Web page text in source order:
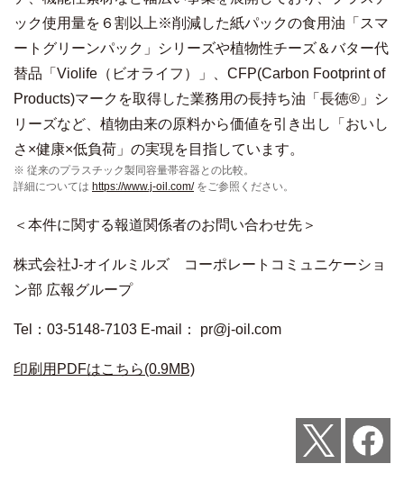
ック使用量を６割以上※削減した紙パックの食用油「スマ
ートグリーンパック」シリーズや植物性チーズ＆バター代
替品「Violife（ビオライフ）」、CFP(Carbon Footprint of
Products)マークを取得した業務用の長持ち油「長徳®」シ
リーズなど、植物由来の原料から価値を引き出し「おいし
さ×健康×低負荷」の実現を目指しています。
※ 従来のプラスチック製同容量帯容器との比較。
詳細については https://www.j-oil.com/をご参照ください。
＜本件に関する報道関係者のお問い合わせ先＞
株式会社J-オイルミルズ コーポレートコミュニケーショ
ン部 広報グループ
Tel： 03-5148-7103 E-mail ： pr@j-oil.com
印刷用PDFはこちら(0.9MB)